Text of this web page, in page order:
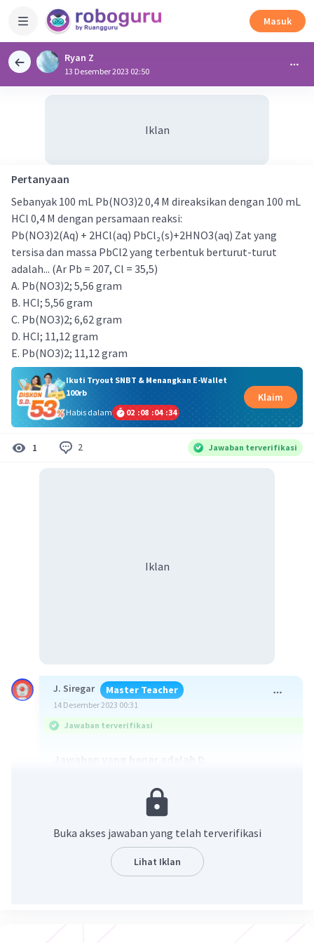
Masuk
Ryan Z
13 Desember 2023 02:50
Iklan
Pertanyaan
Sebanyak 100 mL Pb(NO3)2 0,4 M direaksikan dengan 100 mL
HCl 0,4 M dengan persamaan reaksi:
Pb(NO3)2(Aq) + 2HCl(aq) PbCl₂(s)+2HNO3(aq) Zat yang
tersisa dan massa PbCl2 yang terbentuk berturut-turut
adalah... (Ar Pb = 207, Cl = 35,5)
A. Pb(NO3)2; 5,56 gram
B. HCI; 5,56 gram
C. Pb(NO3)2; 6,62 gram
D. HCI; 11,12 gram
E. Pb(NO3)2; 11,12 gram
Ikuti Tryout SNBT & Menangkan E-Wallet
100rb
Habis dalam
02 :08 :04 :33
Klaim
1 2 Jawaban terverifikasi
Iklan
J. Siregar Master Teacher
14 Desember 2023 00:31
Jawaban terverifikasi
Pereaksi pembatas : pereaksi yang habis bereaksi
Pereaksi sisa : pereaksi yang tidak habis bereaksi
dan di akhir reaksi memiliki sisa.
**Pereaksi pembatas memiliki hasil
perbandingan mol terhadap koefisien paling
Buka akses jawaban yang telah terverifikasi
Lihat Iklan